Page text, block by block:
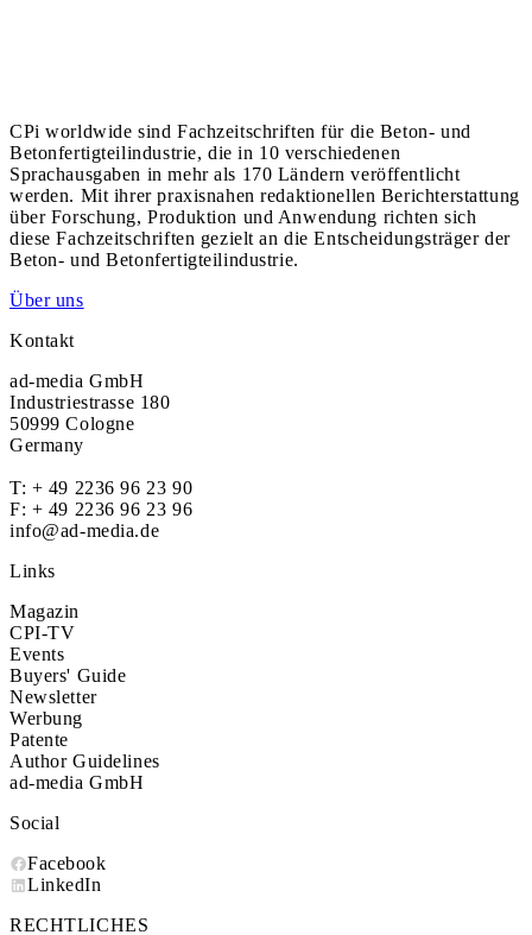
CPi worldwide sind Fachzeitschriften für die Beton- und
Betonfertigteilindustrie, die in 10 verschiedenen
Sprachausgaben in mehr als 170 Ländern veröffentlicht
werden. Mit ihrer praxisnahen redaktionellen Berichterstattung
über Forschung, Produktion und Anwendung richten sich
diese Fachzeitschriften gezielt an die Entscheidungsträger der
Beton- und Betonfertigteilindustrie.
Über uns
Kontakt
ad-media GmbH
Industriestrasse 180
50999 Cologne
Germany
T: + 49 2236 96 23 90
F: + 49 2236 96 23 96
info@ad-media.de
Links
Magazin
CPI-TV
Events
Buyers' Guide
Newsletter
Werbung
Patente
Author Guidelines
ad-media GmbH
Social
Facebook
LinkedIn
RECHTLICHES